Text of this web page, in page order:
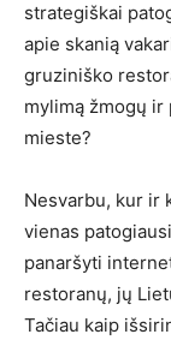
strategiškai
apie skanią
gruziniško
mylimą žmogų
mieste?
Nesvarbu, kur ir
vienas
panaršyti
restoranų, jų
Tačiau kaip